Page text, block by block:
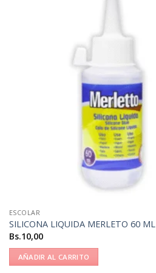
ESCOLAR
SILICONA LIQUIDA MERLETO 60 ML
Bs.10,00
AÑADIR AL CARRITO